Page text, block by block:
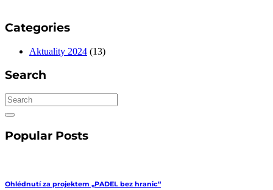
Categories
Aktuality 2024 (13)
Search
Popular Posts
Ohlédnutí za projektem „PADEL bez hranic“